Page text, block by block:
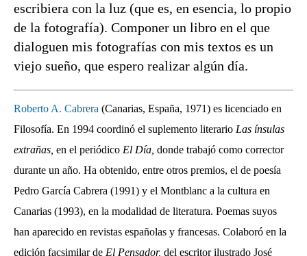
escribiera con la luz (que es, en esencia, lo propio
de la fotografía). Componer un libro en el que
dialoguen mis fotografías con mis textos es un
viejo sueño, que espero realizar algún día.
Roberto A. Cabrera (Canarias, España, 1971) es licenciado en
Filosofía. En 1994 coordinó el suplemento literario Las ínsulas
extrañas, en el periódico El Día, donde trabajó como corrector
durante un año. Ha obtenido, entre otros premios, el de poesía
Pedro García Cabrera (1991) y el Montblanc a la cultura en
Canarias (1993), en la modalidad de literatura. Poemas suyos
han aparecido en revistas españolas y francesas. Colaboró en la
edición facsimilar de El Pensador, del escritor ilustrado José